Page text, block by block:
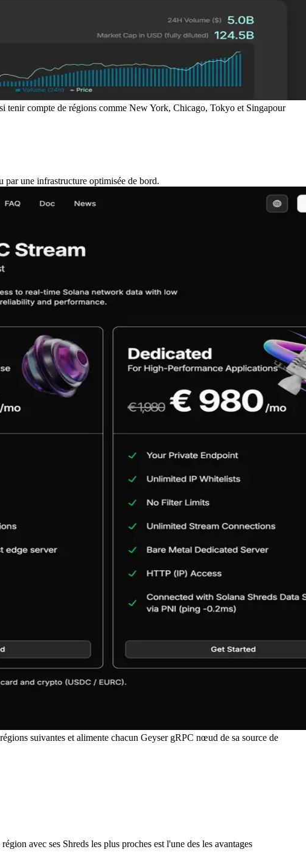
tenir compte de régions comme New York, Chicago, Tokyo et Singapour
par une infrastructure optimisée de bord.
suivantes et alimente chacun Geyser gRPC nœud de sa source de
avec ses Shreds les plus proches est l'une des les avantages